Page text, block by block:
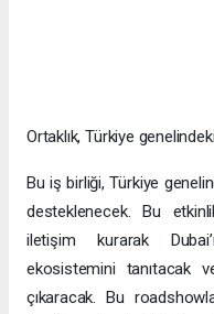
Ortaklık, Türkiye
Bu iş birliği, Türkiye
desteklenecek. Bu
iletişim kurarak
ekosistemini tanıtacak
çıkaracak. Bu